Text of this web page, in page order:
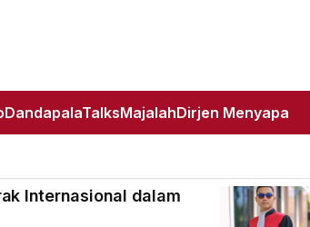
DandapalaTalksMajalahDirjen Menyapa
Internasional dalam